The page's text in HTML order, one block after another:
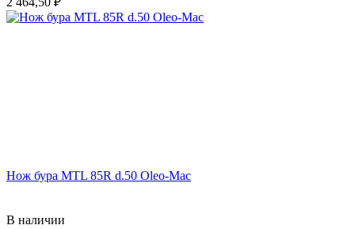
Нож бура MTL 85R d.50 Oleo-Mac
В наличии